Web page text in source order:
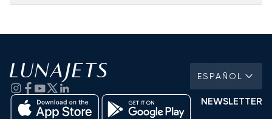
ESPAÑOL
NEWSLETTER